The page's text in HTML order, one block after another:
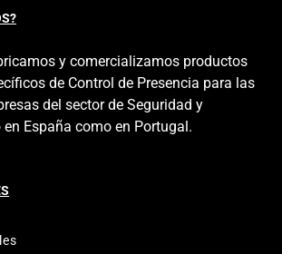
y comercializamos productos
de Control de Presencia para las
del sector de Seguridad y
España como en Portugal.